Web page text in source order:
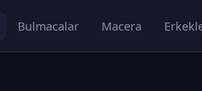
Bulmacalar Macera